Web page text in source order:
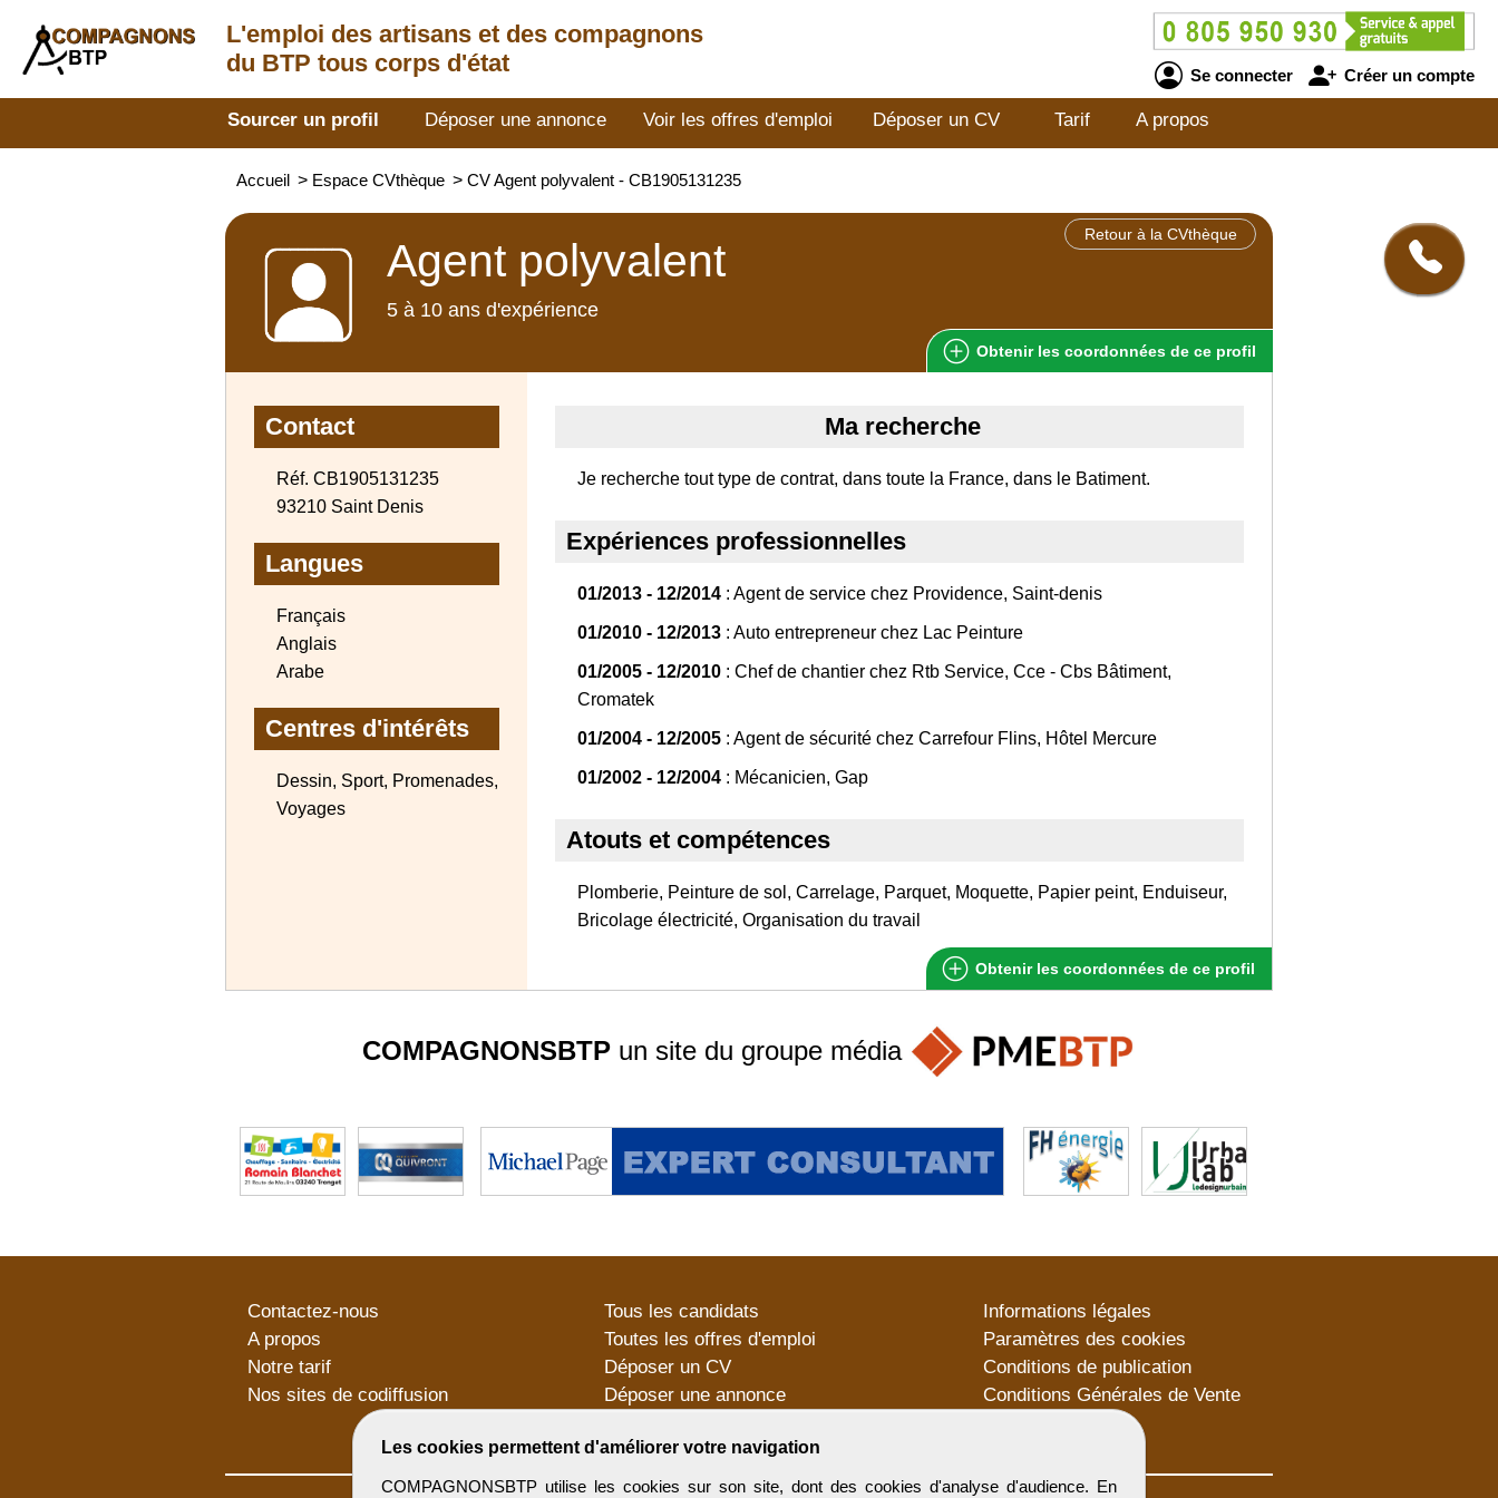
L'emploi des artisans et des compagnons
du BTP tous corps d'état
Se connecter Créer un compte
Sourcer un profil Déposer une annonce Voir les offres d'emploi Déposer un CV Tarif A propos
Accueil > Espace CVthèque > CV Agent polyvalent - CB1905131235
Retour à la CVthèque
Agent polyvalent
5 à 10 ans d'expérience
Obtenir les coordonnées de ce profil
Contact
Réf. CB1905131235
93210 Saint Denis
Langues
Français
Anglais
Arabe
Centres d'intérêts
Dessin, Sport, Promenades,
Voyages
Ma recherche
Je recherche tout type de contrat, dans toute la France, dans le Batiment.
Expériences professionnelles
01/2013 - 12/2014 : Agent de service chez Providence, Saint-denis
01/2010 - 12/2013 : Auto entrepreneur chez Lac Peinture
01/2005 - 12/2010 : Chef de chantier chez Rtb Service, Cce - Cbs Bâtiment,
Cromatek
01/2004 - 12/2005 : Agent de sécurité chez Carrefour Flins, Hôtel Mercure
01/2002 - 12/2004 : Mécanicien, Gap
Atouts et compétences
Plomberie, Peinture de sol, Carrelage, Parquet, Moquette, Papier peint, Enduiseur,
Bricolage électricité, Organisation du travail
Obtenir les coordonnées de ce profil
Les cookies permettent d'améliorer votre navigation
COMPAGNONSBTP utilise les cookies sur son site, dont des cookies d'analyse d'audience. En
COMPAGNONSBTP un site du groupe média
Contactez-nous
A propos
Notre tarif
Nos sites de codiffusion
Tous les candidats
Toutes les offres d'emploi
Déposer un CV
Déposer une annonce
Informations légales
Paramètres des cookies
Conditions de publication
Conditions Générales de Vente